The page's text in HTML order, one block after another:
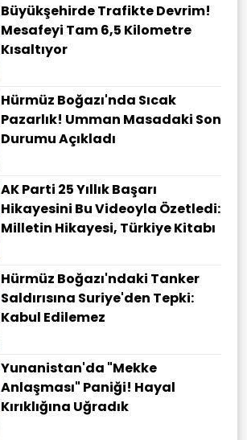
Büyükşehirde Trafikte Devrim!
Mesafeyi Tam 6,5 Kilometre
Kısaltıyor
Hürmüz Boğazı'nda Sıcak
Pazarlık! Umman Masadaki Son
Durumu Açıkladı
AK Parti 25 Yıllık Başarı
Hikayesini Bu Videoyla Özetledi:
Milletin Hikayesi, Türkiye Kitabı
Hürmüz Boğazı'ndaki Tanker
Saldırısına Suriye'den Tepki:
Kabul Edilemez
Yunanistan'da "Mekke
Anlaşması" Paniği! Hayal
Kırıklığına Uğradık